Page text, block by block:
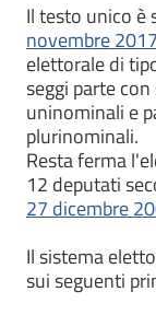
Il testo unico
novembre
elettorale di
seggi parte
uninominali e
plurinominali.
Resta ferma
12 deputati
27 dicembre
Il sistema
sui seguenti